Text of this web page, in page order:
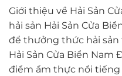
Giới thiệu về Hải Sản
hải sản Hải Sản Cửa
để thưởng thức hải sản
Hải Sản Cửa Biển
điểm ẩm thực nổi tiếng